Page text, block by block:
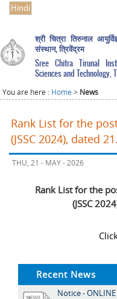
Hindi
श्री चित्रा तिरुनाल
संस्थान, त्रिवेंद्रम
Sree Chitra Tirunal
Sciences and Technology,
You are here : Home > News
Rank List for the
(JSSC 2024), dated
THU, 21 - MAY - 2026
Rank List for the
(JSSC
Recent News
Notice -